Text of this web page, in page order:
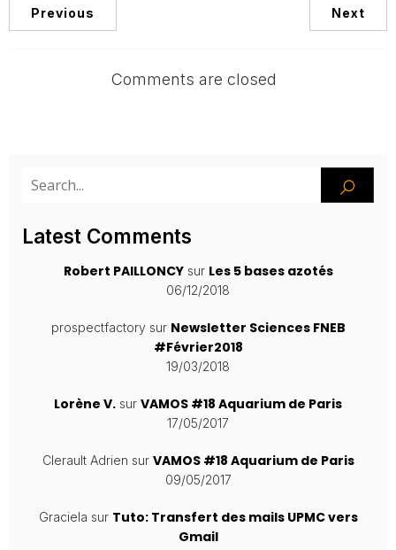
Previous Next
Comments are closed
Latest Comments
Robert PAILLONCYsur Les 5 bases azotés
06/12/2018
prospectfactorysur Newsletter Sciences FNEB
#Février2018
19/03/2018
Lorène V. sur VAMOS #18 Aquarium de Paris
17/05/2017
Clerault Adrien sur VAMOS #18 Aquarium de Paris
09/05/2017
Graciela sur Tuto: Transfert des mails UPMC vers
Gmail